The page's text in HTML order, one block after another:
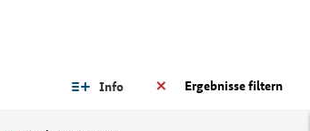
Ergebnisse filtern
Info